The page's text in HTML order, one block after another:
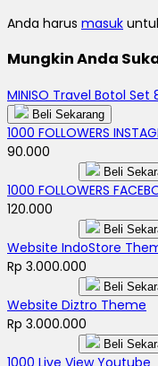
Anda harus masuk
Mungkin Anda
MINISO Travel Botol Set
Beli Sekarang
1000 FOLLOWERS
90.000
Beli
1000 FOLLOWERS
120.000
Beli
Website IndoStore
Rp 3.000.000
Beli
Website Diztro Theme
Rp 3.000.000
Beli
1000 Live View Youtube